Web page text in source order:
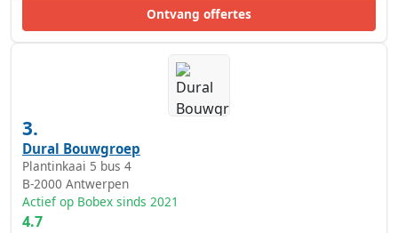
Ontvang offertes
3.
Dural Bouwgroep
Plantinkaai 5 bus 4
B-2000 Antwerpen
Actief op Bobex sinds 2021
4.7